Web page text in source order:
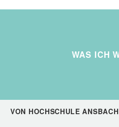
WAS ICH
VON HOCHSCHULE ANSBACH